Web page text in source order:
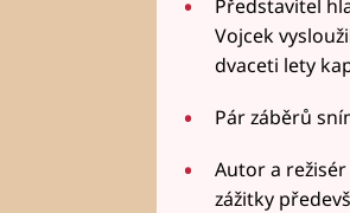
Představitel
Vojcek
dvaceti lety
Pár záběrů
Autor a
zážitky